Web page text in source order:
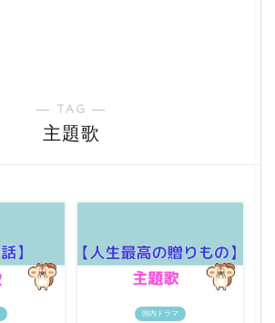
― TAG ―
主題歌
国内ドラマ